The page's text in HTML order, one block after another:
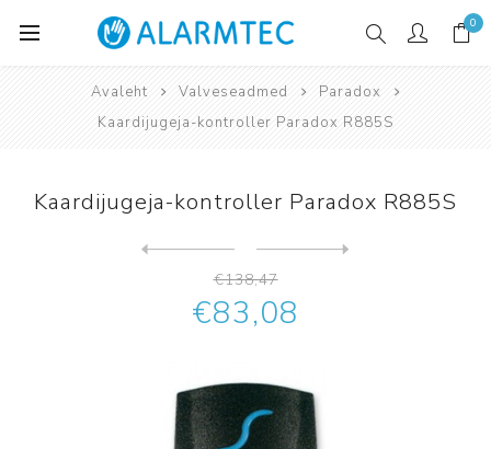
0
Avaleht Valveseadmed
Paradox
Kaardijugeja-kontroller Paradox R885S
Kaardijugeja-kontroller Paradox R885S
€138,47
€83,08